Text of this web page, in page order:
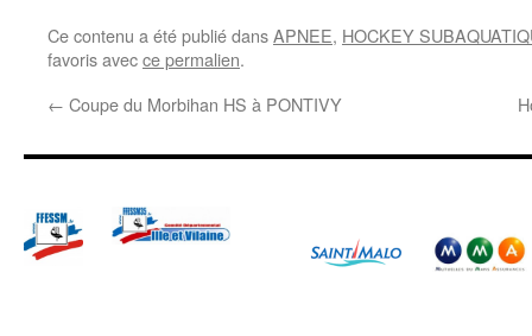
Ce contenu a été publié dansAPNEE, HOCKEY
favoris avecce permalien.
← Coupe du Morbihan HS à PONTIVY